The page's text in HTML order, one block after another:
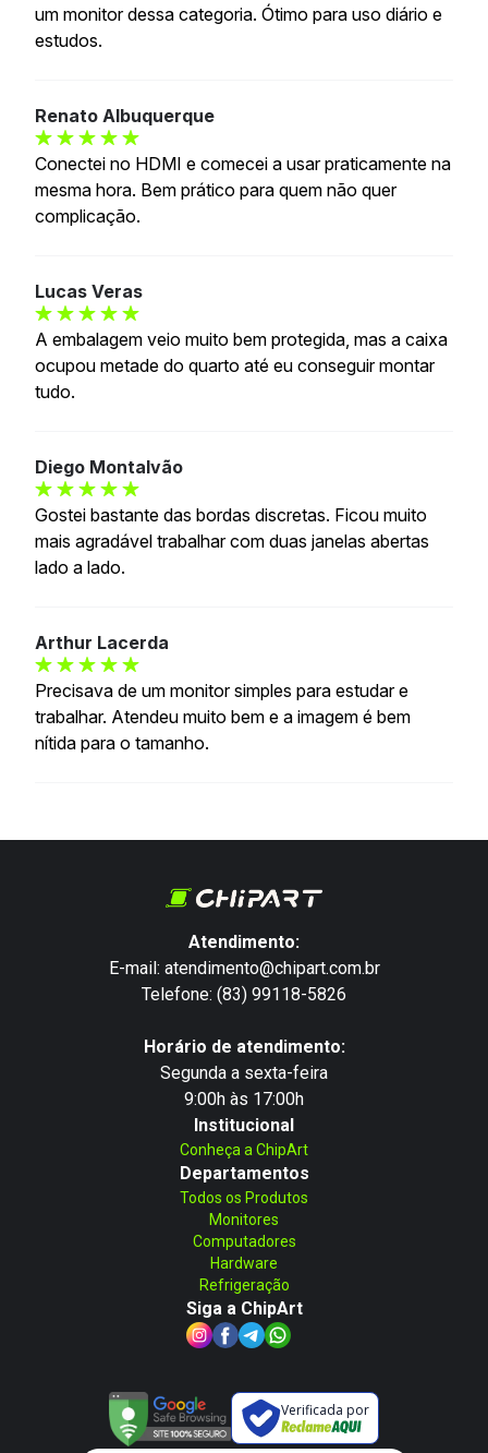
um monitor dessa categoria. Ótimo para uso diário e
estudos.
Renato Albuquerque
Conectei no HDMI e comecei a usar praticamente na
mesma hora. Bem prático para quem não quer
complicação.
Lucas Veras
A embalagem veio muito bem protegida, mas a caixa
ocupou metade do quarto até eu conseguir montar
tudo.
Diego Montalvão
Gostei bastante das bordas discretas. Ficou muito
mais agradável trabalhar com duas janelas abertas
lado a lado.
Arthur Lacerda
Precisava de um monitor simples para estudar e
trabalhar. Atendeu muito bem e a imagem é bem
nítida para o tamanho.
Atendimento:
E-mail: atendimento@chipart.com.br
Telefone: (83) 99118-5826
Horário de atendimento:
Segunda a sexta-feira
9:00h às 17:00h
Institucional
Conheça a ChipArt
Departamentos
Todos os Produtos
Monitores
Computadores
Hardware
Refrigeração
Siga a ChipArt
Verificada por